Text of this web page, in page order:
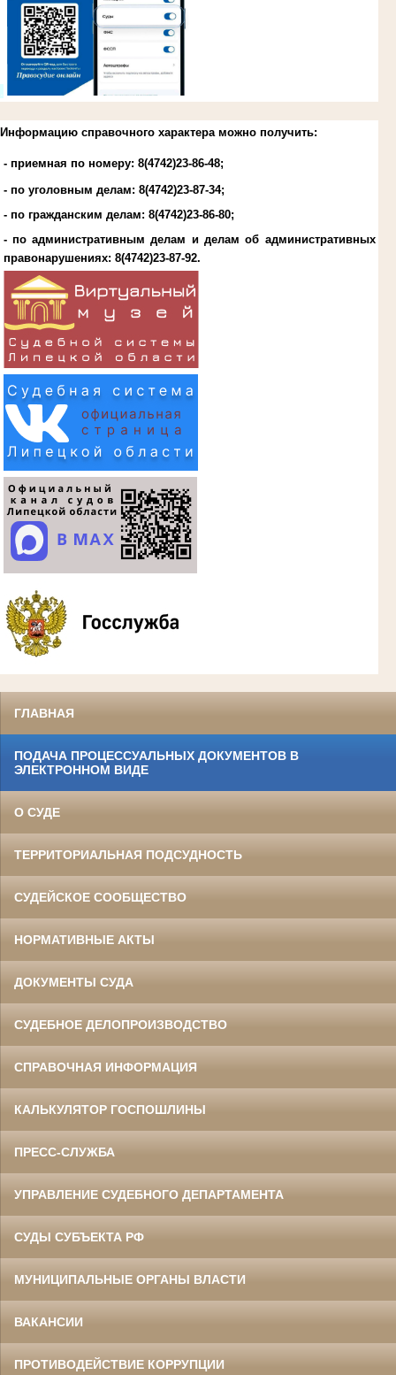
Информацию справочного характера можно получить:
- приемная по номеру: 8(4742)23-86-48;
- по уголовным делам: 8(4742)23-87-34;
- по гражданским делам: 8(4742)23-86-80;
- по административным делам и делам об административных
правонарушениях: 8(4742)23-87-92.
ГЛАВНАЯ
ПОДАЧА ПРОЦЕССУАЛЬНЫХ ДОКУМЕНТОВ В
ЭЛЕКТРОННОМ ВИДЕ
О СУДЕ
ТЕРРИТОРИАЛЬНАЯ ПОДСУДНОСТЬ
СУДЕЙСКОЕ СООБЩЕСТВО
НОРМАТИВНЫЕ АКТЫ
ДОКУМЕНТЫ СУДА
СУДЕБНОЕ ДЕЛОПРОИЗВОДСТВО
СПРАВОЧНАЯ ИНФОРМАЦИЯ
КАЛЬКУЛЯТОР ГОСПОШЛИНЫ
ПРЕСС-СЛУЖБА
УПРАВЛЕНИЕ СУДЕБНОГО ДЕПАРТАМЕНТА
СУДЫ СУБЪЕКТА РФ
МУНИЦИПАЛЬНЫЕ ОРГАНЫ ВЛАСТИ
ВАКАНСИИ
ПРОТИВОДЕЙСТВИЕ КОРРУПЦИИ